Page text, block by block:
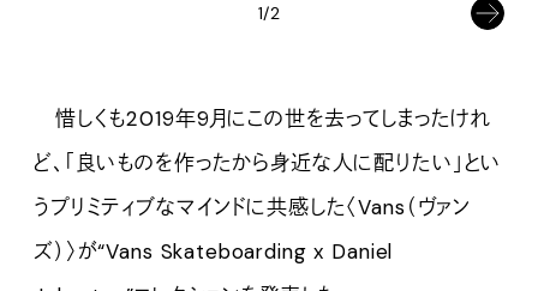
1/2
惜しくも2019年9月にこの世を去ってしまったけれ
ど、「良いものを作ったから身近な人に配りたい」とい
うプリミティブなマインドに共感した〈Vans（ヴァン
ズ）〉が“Vans Skateboarding x Daniel